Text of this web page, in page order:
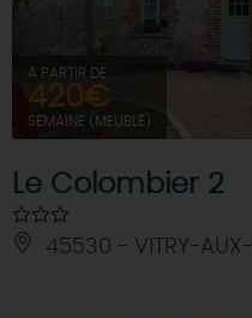
À PARTIR DE
420€
SEMAINE (MEUBLÉ)
Le Colombier 2
45530 - VITRY-AUX-